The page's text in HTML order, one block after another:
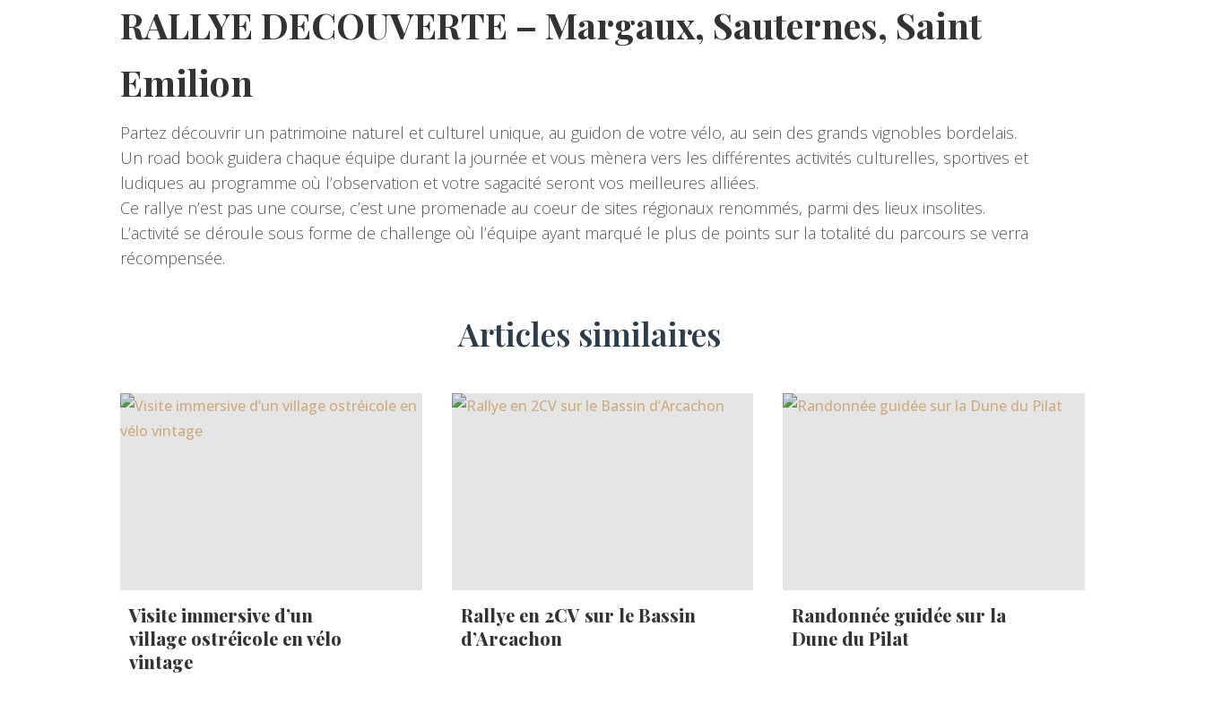
RALLYE DECOUVERTE – Margaux, Sauternes, Saint
Emilion
Partez découvrir un patrimoine naturel et culturel unique, au guidon de votre vélo, au sein des grands vignobles bordelais.
Un road book guidera chaque équipe durant la journée et vous mènera vers les différentes activités culturelles, sportives et
ludiques au programme où l’observation et votre sagacité seront vos meilleures alliées.
Ce rallye n’est pas une course, c’est une promenade au coeur de sites régionaux renommés, parmi des lieux insolites.
L’activité se déroule sous forme de challenge où l’équipe ayant marqué le plus de points sur la totalité du parcours se verra
récompensée.
Articles similaires
Visite immersive d’un
village ostréicole en vélo
vintage
Rallye en 2CV sur le Bassin
d’Arcachon
Randonnée guidée sur la
Dune du Pilat